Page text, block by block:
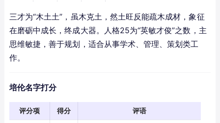
三才为“木土土”，虽木克土，然土旺反能疏木成材，象征
在磨砺中成长，终成大器。人格25为“英敏才俊”之数，主
思维敏捷，善于规划，适合从事学术、管理、策划类工
作。
培伦名字打分
评分项 得分 评语